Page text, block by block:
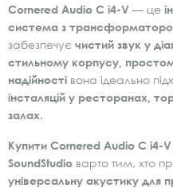
Cornered Audio C i4-V — це
система з
забезпечує чистий звук у
стильному корпусу,
надійності вона ідеально
інсталяцій у ресторанах,
залах.
Купити Cornered Audio C i4-V
SoundStudio варто тим, хто
універсальну акустику для